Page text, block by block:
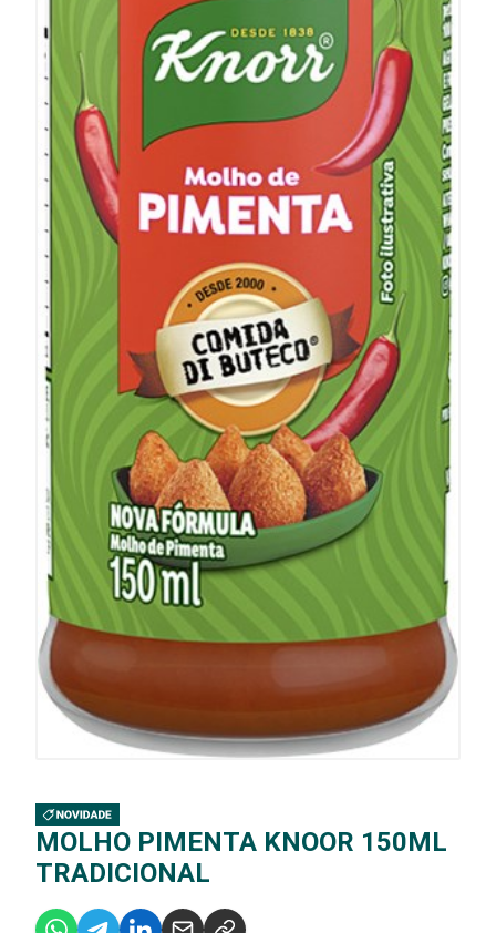
MOLHO PIMENTA KNOOR 150ML
TRADICIONAL